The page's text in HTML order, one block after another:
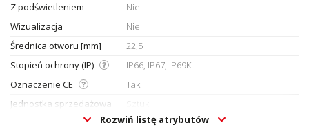
Z podświetleniem
Nie
Wizualizacja
Nie
Średnica otworu [mm]
22,5
Stopień ochrony (IP)
IP66, IP67, IP69K
Oznaczenie CE
Tak
Jednostka sprzedażowa
Sztuki
Rozwiń listę atrybutów